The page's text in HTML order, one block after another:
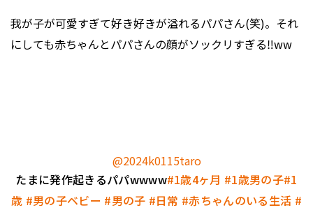
我が子が可愛すぎて好き好きが溢れるパパさん(笑)。それ
にしても赤ちゃんとパパさんの顔がソックリすぎる‼ww
@2024k0115taro
たまに発作起きるパパwwww#1歳4ヶ月 #1歳男の子#1
歳 #男の子ベビー #男の子 #日常 #赤ちゃんのいる生活 #